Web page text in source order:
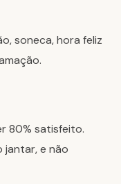
soneca, hora feliz
80% satisfeito.
jantar, e não